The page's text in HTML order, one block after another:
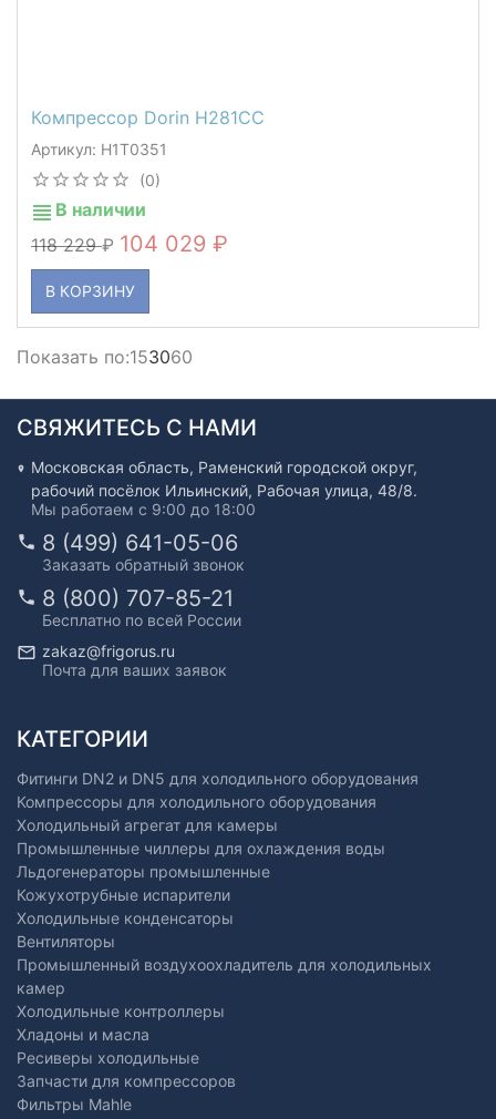
Компрессор Dorin H281CC
Артикул: H1T0351
(0)
В наличии
118 229
104 029
В КОРЗИНУ
Показать по:153060
СВЯЖИТЕСЬ С НАМИ
Московская область, Раменский городской округ,
рабочий посёлок Ильинский, Рабочая улица, 48/8.
Мы работаем с 9:00 до 18:00
8 (499) 641-05-06
Заказать обратный звонок
8 (800) 707-85-21
Бесплатно по всей России
zakaz@frigorus.ru
Почта для ваших заявок
КАТЕГОРИИ
Фитинги DN2 и DN5 для холодильного оборудования
Компрессоры для холодильного оборудования
Холодильный агрегат для камеры
Промышленные чиллеры для охлаждения воды
Льдогенераторы промышленные
Кожухотрубные испарители
Холодильные конденсаторы
Вентиляторы
Промышленный воздухоохладитель для холодильных
камер
Холодильные контроллеры
Хладоны и масла
Ресиверы холодильные
Запчасти для компрессоров
Фильтры Mahle